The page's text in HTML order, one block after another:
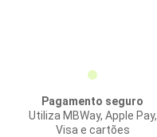
Pagamento seguro
Utiliza MBWay, Apple Pay,
Visa e cartões